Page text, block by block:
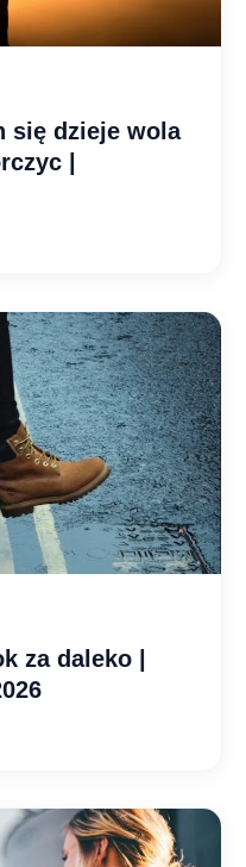
się dzieje wola
|
za daleko |